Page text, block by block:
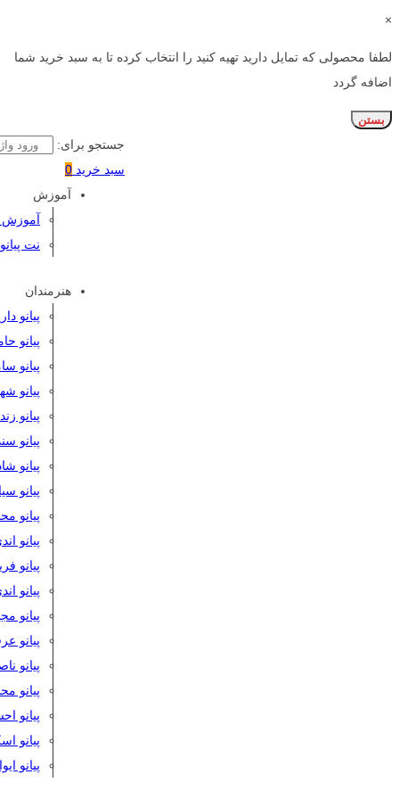
×
لطفا محصولی که تمایل دارید تهیه کنید را انتخاب کرده تا به سبد خرید شما
اضافه گردد
بستن
جستجو برای:
سبد خرید 0
آموزش
آموزش
نت پیانو
هنرمندان
پیانو
پیانو
پیانو
پیانو
پیانو
پیانو
پیانو
پیانو
پیانو
پیانو
پیانو
پیانو
پیانو
پیانو
پیانو
پیانو
پیانو
پیانو
پیانو